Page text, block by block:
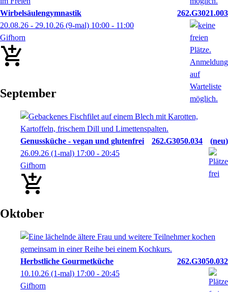
Wirbelsäulengymnastik
262.G3021.003
20.08.26 - 29.10.26 (9-mal) 10:00 - 11:00
Gifhorn
September
Genussküche - vegan und glutenfrei 262.G3050.034
neu
26.09.26 (1-mal) 17:00 - 20:45
Gifhorn
Oktober
Herbstliche Gourmetküche
262.G3050.032
10.10.26 (1-mal) 17:00 - 20:45
Gifhorn